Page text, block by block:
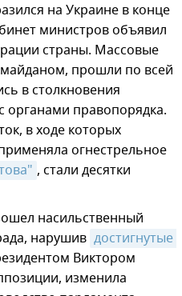
на Украине в конце
министров объявил
страны. Массовые
прошли по всей
в столкновения
с органами правопорядка.
в ходе которых
огнестрельное
, стали десятки
насильственный
нарушив достигнутые
Виктором
изменила